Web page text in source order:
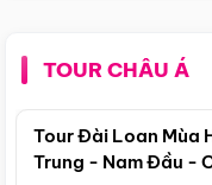
TOUR CHÂU Á
Tour Đài Loan Mùa
Trung - Nam Đầu -